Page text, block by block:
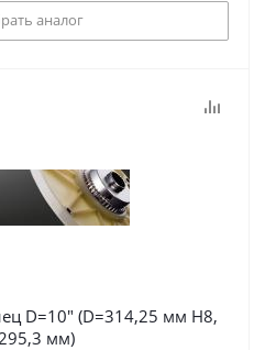
аналог
D=10" (D=314,25 мм Н8,
мм)